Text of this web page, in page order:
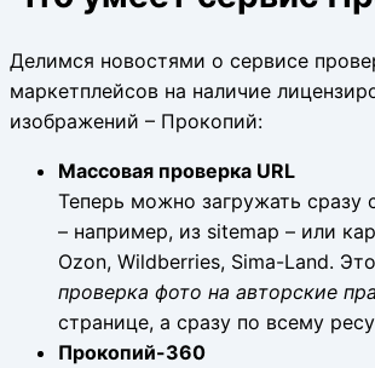
Делимся новостями о сервисе
маркетплейсов на наличие
изображений – Прокопий:
Массовая проверка URL
Теперь можно загружать сразу
– например, из sitemap – или
Ozon, Wildberries, Sima-Land.
проверка фото на авторские
странице, а сразу по всему
Прокопий-360